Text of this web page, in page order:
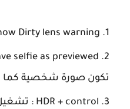
Dirty lens warning :
selfie as previewed
تكون صورة شخصية كما
HDR + control
: